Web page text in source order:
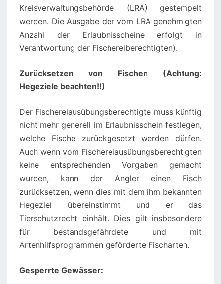
Kreisverwaltungsbehörde (LRA) gestempelt
werden. Die Ausgabe der vom LRA genehmigten
Anzahl der Erlaubnisscheine erfolgt in
Verantwortung der Fischereiberechtigten).
Zurücksetzen von Fischen (Achtung:
Hegeziele beachten!!)
Der Fischereiausübungsberechtigte muss künftig
nicht mehr generell im Erlaubnisschein festlegen,
welche Fische zurückgesetzt werden dürfen.
Auch wenn vom Fischereiausübungsberechtigten
keine entsprechenden Vorgaben gemacht
wurden, kann der Angler einen Fisch
zurücksetzen, wenn dies mit dem ihm bekannten
Hegeziel übereinstimmt und er das
Tierschutzrecht einhält. Dies gilt insbesondere
für bestandsgefährdete und mit
Artenhilfsprogrammen geförderte Fischarten.
Gesperrte Gewässer: